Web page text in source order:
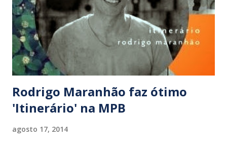
músicos Thiago da Serrinha (percussão) e André
Vasconcellos (baixo), Nogueira e Holanda injetam novos
timbres e doses de contemporaneidade no samba. Passando
ao largo da reverência extremada sem, contudo, cair no
experimentalismo radical, a dupla bu...
Rodrigo Maranhão faz ótimo
'Itinerário' na MPB
agosto 17, 2014